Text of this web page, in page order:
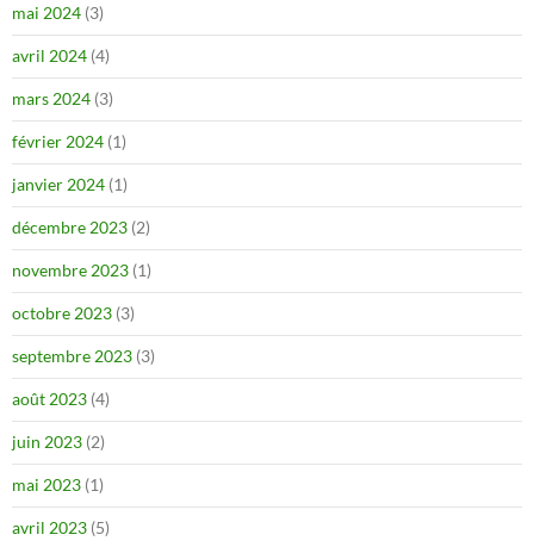
mai 2024 (3)
avril 2024 (4)
mars 2024 (3)
février 2024 (1)
janvier 2024 (1)
décembre 2023 (2)
novembre 2023 (1)
octobre 2023 (3)
septembre 2023 (3)
août 2023 (4)
juin 2023 (2)
mai 2023 (1)
avril 2023 (5)